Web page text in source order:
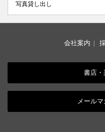
写真貸し出し
会社案内 |
書店・
メール